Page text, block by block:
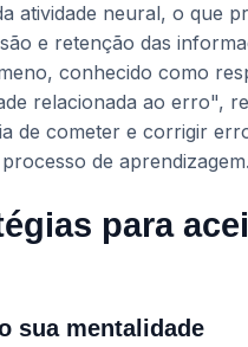
atividade neural, o que
e retenção das
conhecido como
relacionada ao erro",
de cometer e corrigir
de aprendizagem.
para
sua mentalidade